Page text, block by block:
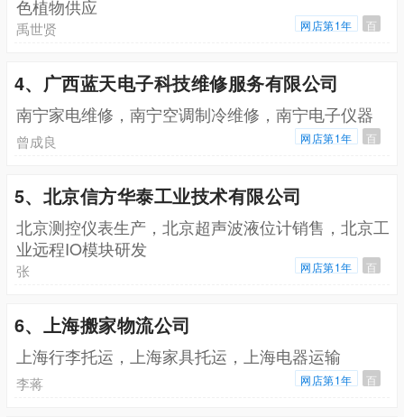
色植物供应
禹世贤 网店第1年 百
4、广西蓝天电子科技维修服务有限公司
南宁家电维修，南宁空调制冷维修，南宁电子仪器
曾成良 网店第1年 百
5、北京信方华泰工业技术有限公司
北京测控仪表生产，北京超声波液位计销售，北京工
业远程IO模块研发
张 网店第1年 百
6、上海搬家物流公司
上海行李托运，上海家具托运，上海电器运输
李蒋 网店第1年 百